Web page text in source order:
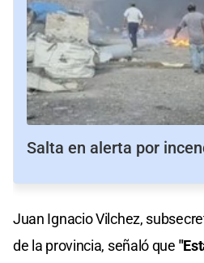
Salta en alerta por
Juan Ignacio Vilchez,
de la provincia, señaló que